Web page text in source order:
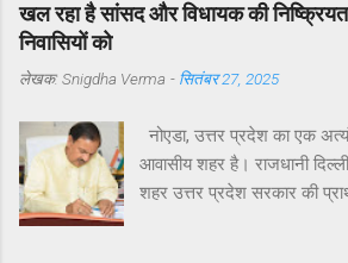
खल रहा है सांसद और विधायक की
निवासियों को
लेखक: Snigdha Verma - सितंबर 27, 2025
नोएडा, उत्तर प्रदेश का एक
आवासीय शहर है। राजधानी
शहर उत्तर प्रदेश सरकार की
विगत वर्षों में नोएडा, ग्रेटर